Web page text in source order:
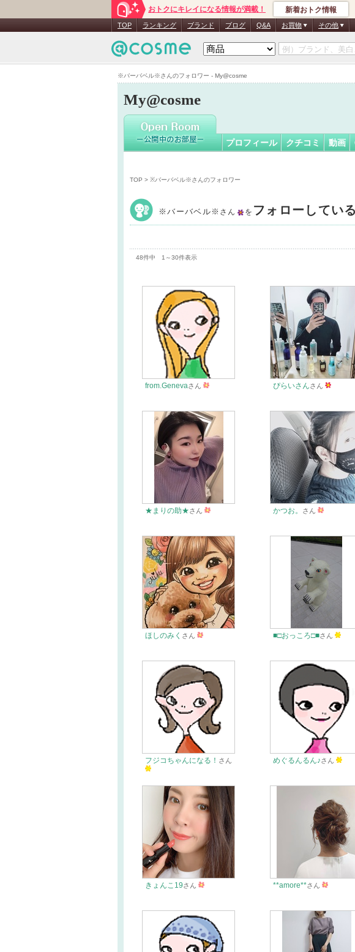
※バーバベル※さんのフォロワー - My@cosme
おトクにキレイになる情報が満載！ 新着おトク情報
TOP ランキング ブランド ブログ Q&A お買物 その他
My@cosme
※バーバベル※
プロフィール クチコミ 動画
TOP > ※バーバベル※さんのフォロワー
※バーバベル※ さん を フォローしてい
48件中 1～30件表示
from.Genevaさん ぴらいさんさん
★まりの助★さん かつお。 さん
ほしのみく さん ■□おっころ□■さん
フジコちゃんになる！ さん めぐるんるん♪さん
きょんこ19さん **amore**さん